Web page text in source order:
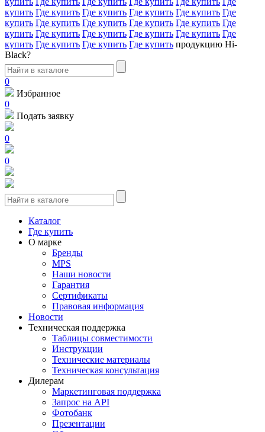
купить Где купить Где купить Где купить Где купить Где
купить Где купить Где купить Где купить Где купить Где
купить Где купить Где купить Где купить Где купить Где
купить Где купить Где купить Где купить продукцию Hi-
Black?
0
Избранное
0
Подать заявку
0
0
Каталог
Где купить
О марке
Бренды
MPS
Наши новости
Гарантия
Сертификаты
Правовая информация
Новости
Техническая поддержка
Таблицы совместимости
Инструкции
Технические материалы
Техническая консультация
Дилерам
Маркетинговая поддержка
Запрос на API
Фотобанк
Презентации